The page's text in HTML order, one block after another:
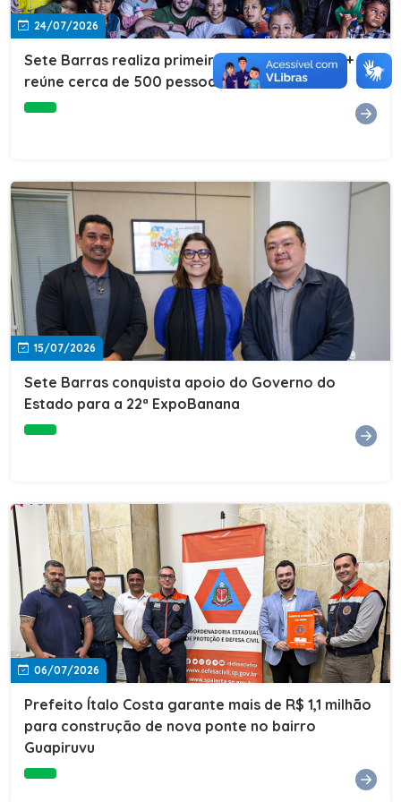
24/07/2026
Sete Barras realiza primeira edição do Cuidar+ e
reúne cerca de 500 pessoas na Vila São João
15/07/2026
Sete Barras conquista apoio do Governo do
Estado para a 22ª ExpoBanana
06/07/2026
Prefeito Ítalo Costa garante mais de R$ 1,1 milhão
para construção de nova ponte no bairro
Guapiruvu